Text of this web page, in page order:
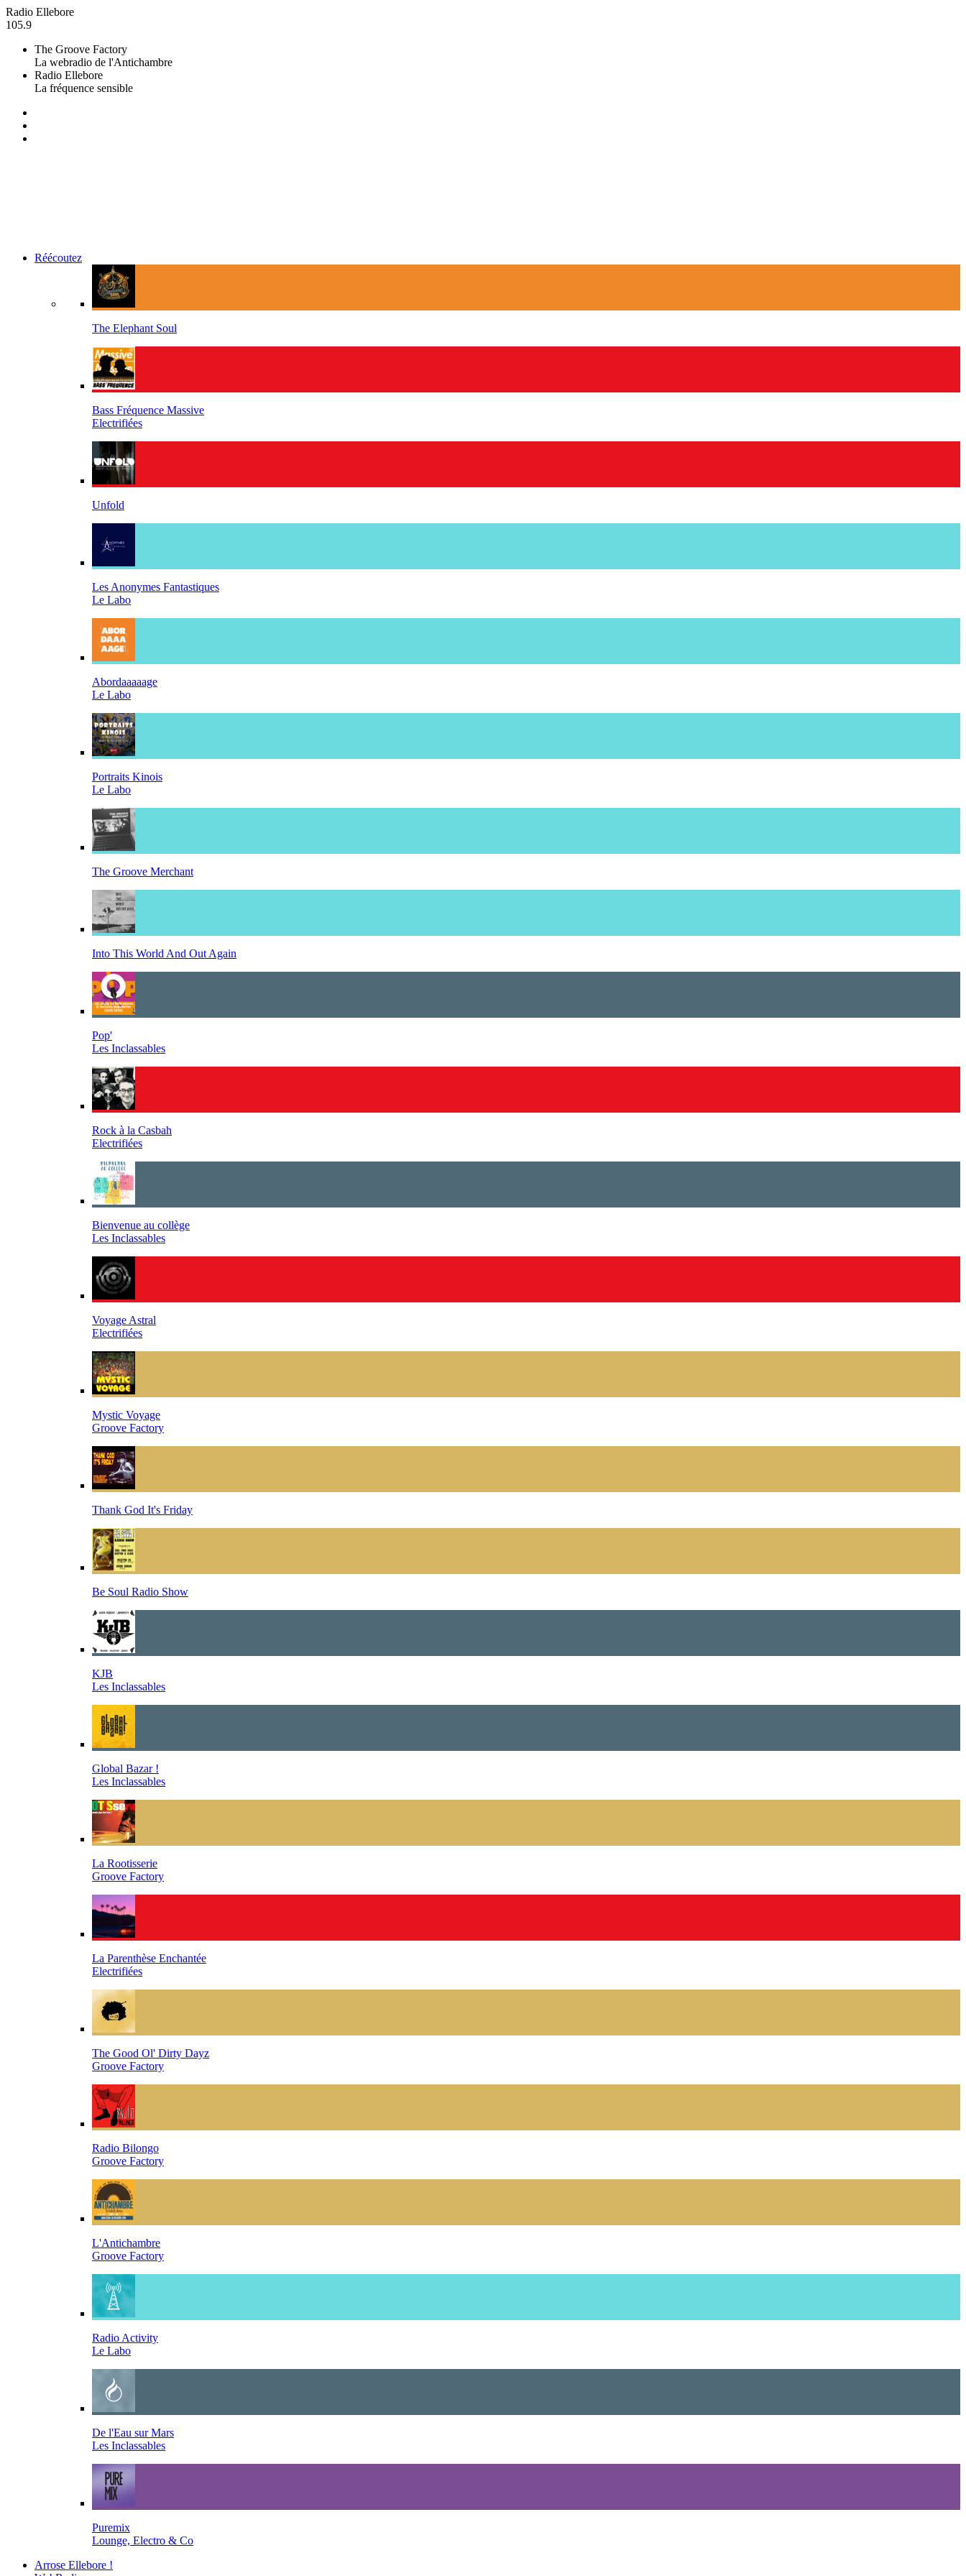
Radio Ellebore
105.9
The Groove Factory
La webradio de l'Antichambre
Radio Ellebore
La fréquence sensible
Réécoutez
The Elephant Soul
Bass Fréquence Massive
Electrifiées
Unfold
Les Anonymes Fantastiques
Le Labo
Abordaaaaage
Le Labo
Portraits Kinois
Le Labo
The Groove Merchant
Into This World And Out Again
Pop'
Les Inclassables
Rock à la Casbah
Electrifiées
Bienvenue au collège
Les Inclassables
Voyage Astral
Electrifiées
Mystic Voyage
Groove Factory
Thank God It's Friday
Be Soul Radio Show
KJB
Les Inclassables
Global Bazar !
Les Inclassables
La Rootisserie
Groove Factory
La Parenthèse Enchantée
Electrifiées
The Good Ol' Dirty Dayz
Groove Factory
Radio Bilongo
Groove Factory
L'Antichambre
Groove Factory
Radio Activity
Le Labo
De l'Eau sur Mars
Les Inclassables
Puremix
Lounge, Electro & Co
Arrose Ellebore !